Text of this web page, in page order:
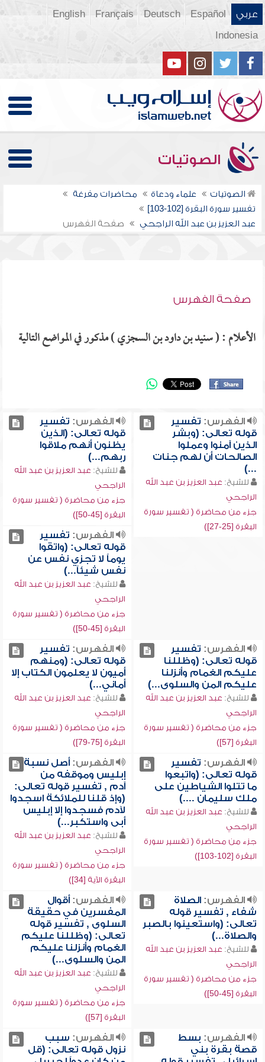
عربي Español
Deutsch
Français
English
Indonesia
الصوتيات
الصوتيات علماء ودعاة
محاضرات مفرغة
تفسير سورة البقرة [102-103]
عبد العزيز بن عبد الله الراجحي
صفحة الفهرس
صفحة الفهرس
الأعلام : ( سنيد بن داود بن السجزي ) مذكور في المواضع التالية
الفهرس: تفسير
قوله تعالى: (وبشر
الذين آمنوا وعملوا
الصالحات أن لهم جنات
...)
للشيخ: عبد العزيز بن عبد الله
الراجحي
جزء من محاضرة ( تفسير سورة
البقرة [25-27])
الفهرس: تفسير
قوله تعالى: (الذين
يظنون أنهم ملاقوا
ربهم...)
للشيخ: عبد العزيز بن عبد الله
الراجحي
جزء من محاضرة ( تفسير سورة
البقرة [45-50])
الفهرس: تفسير
قوله تعالى: (واتقوا
يوماً لا تجزي نفس عن
نفس شيئاً...)
للشيخ: عبد العزيز بن عبد الله
الراجحي
جزء من محاضرة ( تفسير سورة
البقرة [45-50])
الفهرس: تفسير
قوله تعالى: (وظللنا
عليكم الغمام وأنزلنا
عليكم المن والسلوى...)
للشيخ: عبد العزيز بن عبد الله
الراجحي
جزء من محاضرة ( تفسير سورة
البقرة [57])
الفهرس: تفسير
قوله تعالى: (ومنهم
أميون لا يعلمون الكتاب إلا
أماني...)
للشيخ: عبد العزيز بن عبد الله
الراجحي
جزء من محاضرة ( تفسير سورة
البقرة [75-79])
الفهرس: تفسير
قوله تعالى: (واتبعوا
ما تتلوا الشياطين على
ملك سليمان ....)
للشيخ: عبد العزيز بن عبد الله
الراجحي
جزء من محاضرة ( تفسير سورة
البقرة [102-103])
الفهرس:أصل نسبة
إبليس وموقفه من
آدم , تفسير قوله تعالى:
(وإذ قلنا للملائكة اسجدوا
لآدم فسجدوا إلا إبليس
أبى واستكبر...)
للشيخ: عبد العزيز بن عبد الله
الراجحي
جزء من محاضرة ( تفسير سورة
البقرة الآية [34])
الفهرس:الصلاة
شفاء , تفسير قوله
تعالى: (واستعينوا بالصبر
والصلاة...)
للشيخ: عبد العزيز بن عبد الله
الراجحي
جزء من محاضرة ( تفسير سورة
البقرة [45-50])
الفهرس:أقوال
المفسرين في حقيقة
السلوى , تفسير قوله
تعالى: (وظللنا عليكم
الغمام وأنزلنا عليكم
المن والسلوى...)
للشيخ: عبد العزيز بن عبد الله
الراجحي
جزء من محاضرة ( تفسير سورة
البقرة [57])
الفهرس: بسط
قصة بقرة بني
الفهرس: سبب
نزول قوله تعالى: (قل